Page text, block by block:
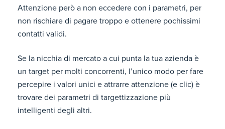
Attenzione però a non eccedere con i parametri, per
non rischiare di pagare troppo e ottenere pochissimi
contatti validi.
Se la nicchia di mercato a cui punta la tua azienda è
un target per molti concorrenti, l’unico modo per fare
percepire i valori unici e attrarre attenzione (e clic) è
trovare dei parametri di targettizzazione più
intelligenti degli altri.